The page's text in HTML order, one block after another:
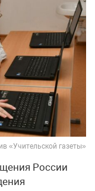
«Учительской газеты»
России